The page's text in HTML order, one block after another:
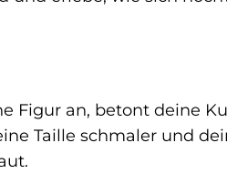
Figur an, betont deine
Taille schmaler und